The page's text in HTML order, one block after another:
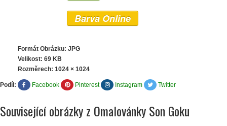
Barva Online
Formát Obrázku: JPG
Velikost: 69 KB
Rozměrech: 1024 × 1024
Podíl: Facebook Pinterest Instagram Twitter
Související obrázky z Omalovánky Son Goku